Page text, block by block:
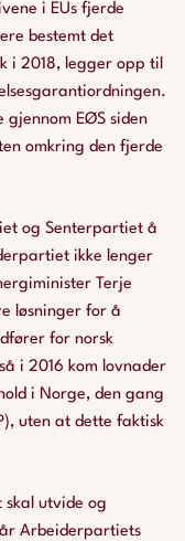
i EUs fjerde
bestemt det
i 2018, legger opp til
EØS siden
omkring den fjerde
og Senterpartiet å
ikke lenger
Terje
løsninger for å
for norsk
i 2016 kom lovnader
i Norge, den gang
uten at dette faktisk
utvide og
Arbeiderpartiets